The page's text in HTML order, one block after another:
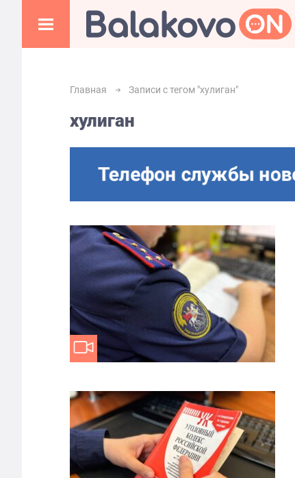
Главная Записи с тегом "хулиган"
хулиган